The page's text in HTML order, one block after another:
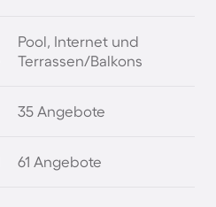
Pool, Internet und
Terrassen/Balkons
35 Angebote
61 Angebote